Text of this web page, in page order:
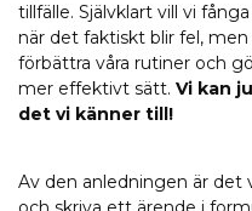
tillfälle. Självklart vill vi
när det faktiskt blir fel,
förbättra våra rutiner och
mer effektivt sätt. Vi kan
det vi känner till!
Av den anledningen är det